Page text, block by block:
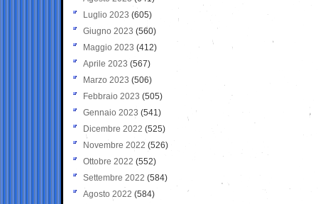
Luglio 2023 (605)
Giugno 2023 (560)
Maggio 2023 (412)
Aprile 2023 (567)
Marzo 2023 (506)
Febbraio 2023 (505)
Gennaio 2023 (541)
Dicembre 2022 (525)
Novembre 2022 (526)
Ottobre 2022 (552)
Settembre 2022 (584)
Agosto 2022 (584)